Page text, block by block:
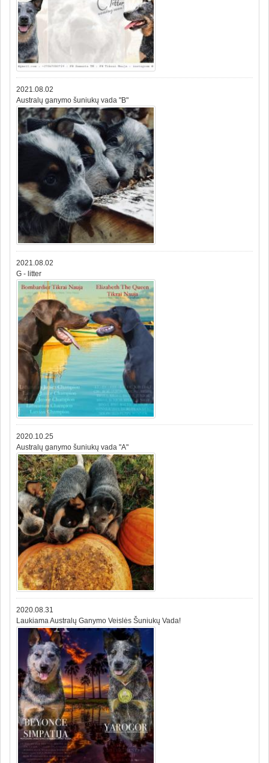
2021.08.02
Australų ganymo šuniukų vada "B"
2021.08.02
G - litter
2020.10.25
Australų ganymo šuniukų vada "A"
2020.08.31
Laukiama Australų Ganymo Veislės Šuniukų Vada!